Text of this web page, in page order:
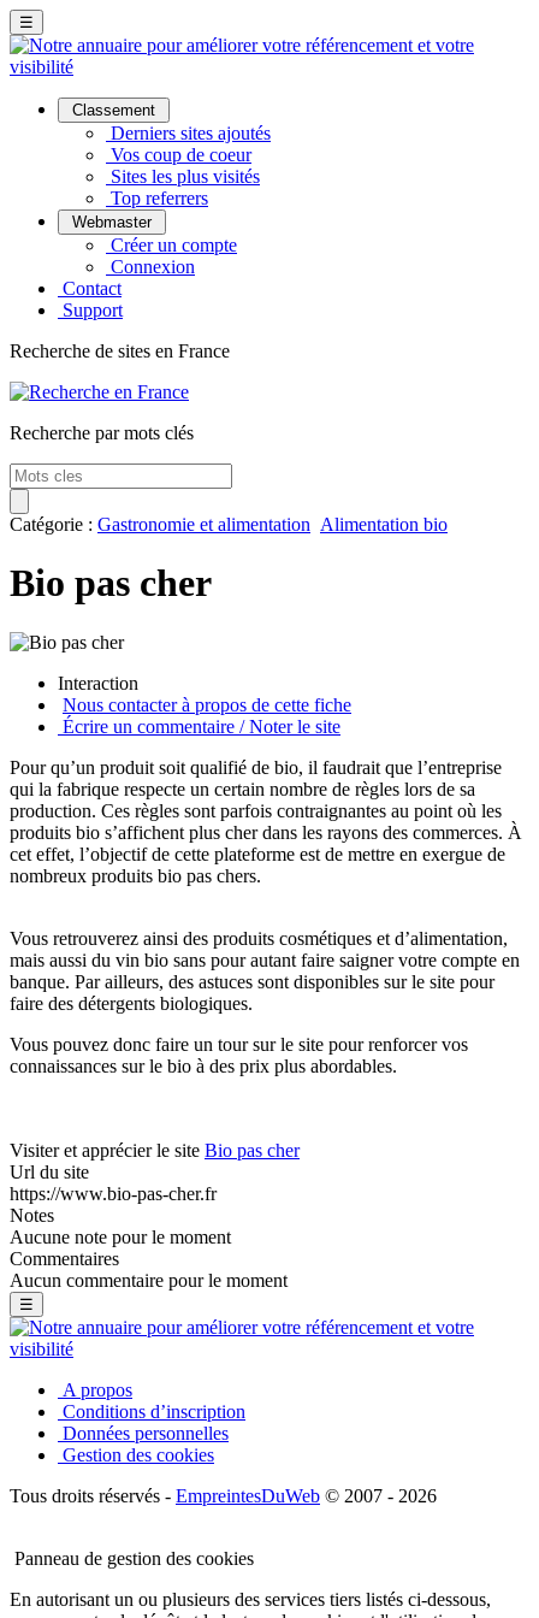
☰
Classement
Derniers sites ajoutés
Vos coup de coeur
Sites les plus visités
Top referrers
Webmaster
Créer un compte
Connexion
Contact
Support
Recherche de sites en France
Recherche par mots clés
Catégorie : Gastronomie et alimentation Alimentation bio
Bio pas cher
Interaction
Nous contacter à propos de cette fiche
Écrire un commentaire / Noter le site
Pour qu’un produit soit qualifié de bio, il faudrait que l’entreprise
qui la fabrique respecte un certain nombre de règles lors de sa
production. Ces règles sont parfois contraignantes au point où les
produits bio s’affichent plus cher dans les rayons des commerces. À
cet effet, l’objectif de cette plateforme est de mettre en exergue de
nombreux produits bio pas chers.
Vous retrouverez ainsi des produits cosmétiques et d’alimentation,
mais aussi du vin bio sans pour autant faire saigner votre compte en
banque. Par ailleurs, des astuces sont disponibles sur le site pour
faire des détergents biologiques.
Vous pouvez donc faire un tour sur le site pour renforcer vos
connaissances sur le bio à des prix plus abordables.
Visiter et apprécier le site Bio pas cher
Url du site
https://www.bio-pas-cher.fr
Notes
Aucune note pour le moment
Commentaires
Aucun commentaire pour le moment
☰
A propos
Conditions d’inscription
Données personnelles
Gestion des cookies
Tous droits réservés - EmpreintesDuWeb © 2007 - 2026
Panneau de gestion des cookies
En autorisant un ou plusieurs des services tiers listés ci-dessous,